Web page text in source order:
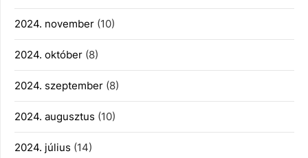
2024. november (10)
2024. október (8)
2024. szeptember (8)
2024. augusztus (10)
2024. július (14)